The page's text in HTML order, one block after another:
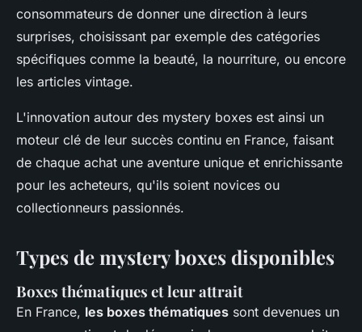
consommateurs de donner une direction à leurs
surprises, choisissant par exemple des catégories
spécifiques comme la beauté, la nourriture, ou encore
les articles vintage.
L'innovation autour des mystery boxes est ainsi un
moteur clé de leur succès continu en France, faisant
de chaque achat une aventure unique et enrichissante
pour les acheteurs, qu'ils soient novices ou
collectionneurs passionnés.
Types de mystery boxes disponibles
Boxes thématiques et leur attrait
En France, les boxes thématiques sont devenues un